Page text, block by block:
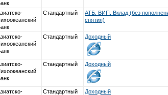
Стандартный
АТБ. ВИП. Вклад (без
снятия)
Стандартный Доходный
Стандартный Доходный
Стандартный Доходный